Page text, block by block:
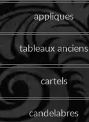
appliques
tableaux anciens
cartels
candelabres